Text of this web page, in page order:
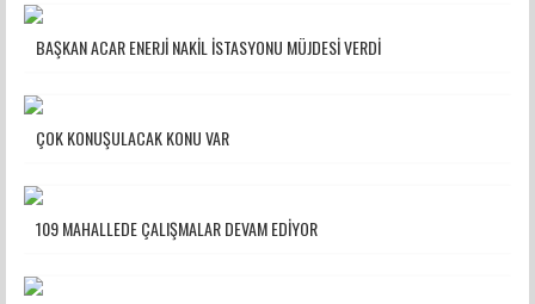
BAŞKAN ACAR ENERJİ NAKİL İSTASYONU MÜJDESİ VERDİ
ÇOK KONUŞULACAK KONU VAR
109 MAHALLEDE ÇALIŞMALAR DEVAM EDİYOR